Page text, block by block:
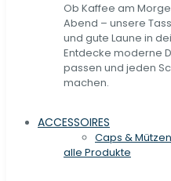
Ob Kaffee am
Abend – unsere
und gute Laune in
Entdecke moderne
passen und jeden
machen.
ACCESSOIRES
Caps & Mützen
alle Produkte